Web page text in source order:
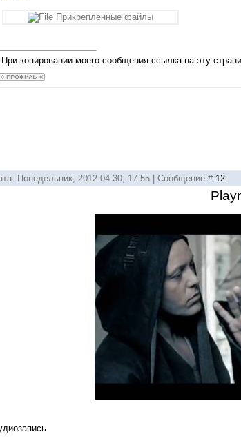
Прикреплённые файлы
копировании моего сообщения ссылка на эту
Понедельник, 2012-04-30, 17:55 | Сообщение # 12